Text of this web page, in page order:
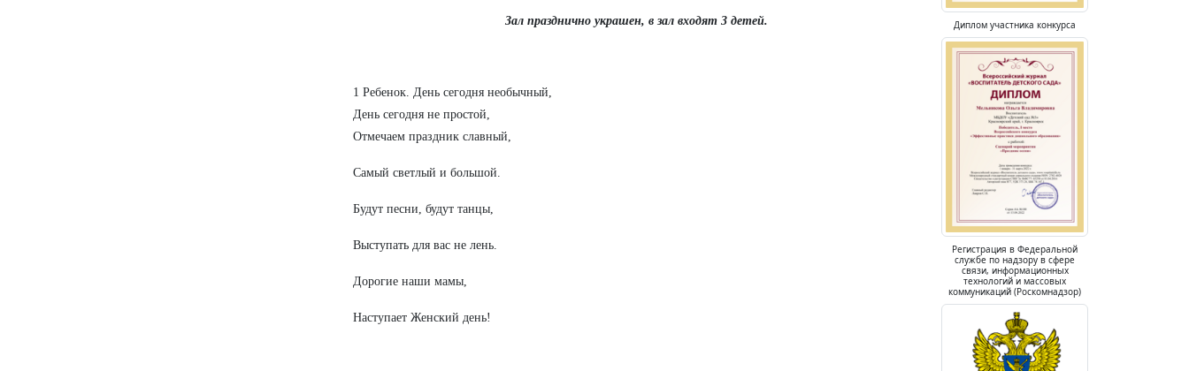
Зал празднично украшен, в зал входят 3 детей.
1 Ребенок. День сегодня необычный,
День сегодня не простой,
Отмечаем праздник славный,
Самый светлый и большой.
Будут песни, будут танцы,
Выступать для вас не лень.
Дорогие наши мамы,
Наступает Женский день!
Диплом участника конкурса
Регистрация в Федеральной
службе по надзору в сфере
связи, информационных
технологий и массовых
коммуникаций (Роскомнадзор)